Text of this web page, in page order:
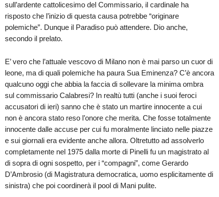
sull’ardente cattolicesimo del Commissario, il cardinale ha
risposto che l’inizio di questa causa potrebbe “originare
polemiche”. Dunque il Paradiso può attendere. Dio anche,
secondo il prelato.
E’ vero che l’attuale vescovo di Milano non è mai parso un cuor di
leone, ma di quali polemiche ha paura Sua Eminenza? C’è ancora
qualcuno oggi che abbia la faccia di sollevare la minima ombra
sul commissario Calabresi? In realtù tutti (anche i suoi feroci
accusatori di ieri) sanno che è stato un martire innocente a cui
non è ancora stato reso l’onore che merita. Che fosse totalmente
innocente dalle accuse per cui fu moralmente linciato nelle piazze
e sui giornali era evidente anche allora. Oltretutto ad assolverlo
completamente nel 1975 dalla morte di Pinelli fu un magistrato al
di sopra di ogni sospetto, per i “compagni”, come Gerardo
D’Ambrosio (di Magistratura democratica, uomo esplicitamente di
sinistra) che poi coordinerà il pool di Mani pulite.